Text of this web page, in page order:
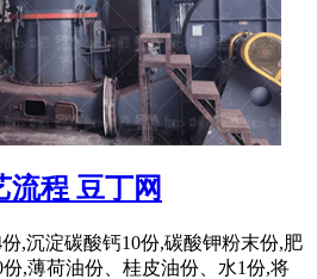
流程 豆丁网
,沉淀碳酸钙10份,碳酸钾粉末份,肥
,薄荷油份、桂皮油份、水1份,将